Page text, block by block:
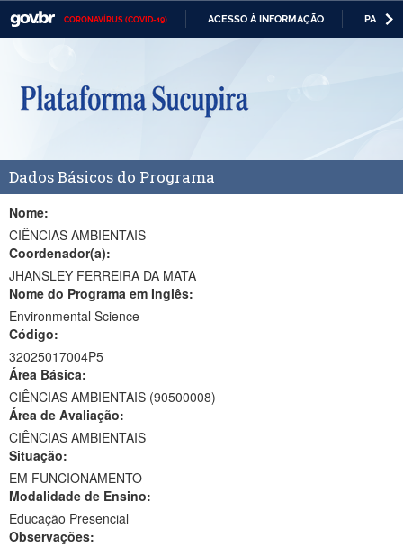
CORONAVÍRUS (COVID-19) ACESSO À INFORMAÇÃO
Casa Civil
Ministério da Defesa
Ministério da Economia
Ministério da Infraestrutura
Ministério da Educação
Ministério da Cidadania
Ministério da Saúde
Ministério de Minas e Energia
Ministério da Ciência, Tecnologia, Inovações e Comunicações
Ministério do Meio Ambiente
Ministério do Turismo
Ministério do Desenvolvimento Regional
Dados Básicos do Programa
Nome:
CIÊNCIAS AMBIENTAIS
Coordenador(a):
JHANSLEY FERREIRA DA MATA
Nome do Programa em Inglês:
Environmental Science
Código:
32025017004P5
Área Básica:
CIÊNCIAS AMBIENTAIS (90500008)
Área de Avaliação:
CIÊNCIAS AMBIENTAIS
Situação:
EM FUNCIONAMENTO
Modalidade de Ensino:
Educação Presencial
Observações: